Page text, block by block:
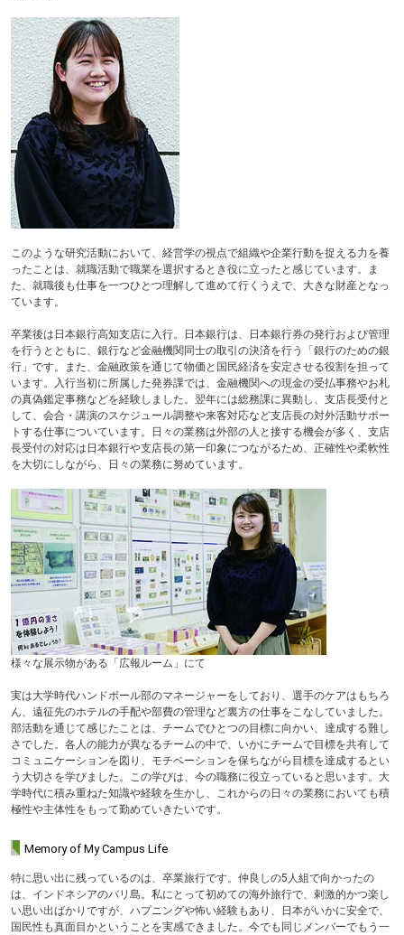
このような研究活動において、経営学の視点で組織や企業行動を捉える力を養
ったことは、就職活動で職業を選択するとき役に立ったと感じています。ま
た、就職後も仕事を一つひとつ理解して進めて行くうえで、大きな財産となっ
ています。
卒業後は日本銀行高知支店に入行。日本銀行は、日本銀行券の発行および管理
を行うとともに、銀行など金融機関同士の取引の決済を行う「銀行のための銀
行」です。また、金融政策を通じて物価と国民経済を安定させる役割を担って
います。入行当初に所属した発券課では、金融機関への現金の受払事務やお札
の真偽鑑定事務などを経験しました。翌年には総務課に異動し、支店長受付と
して、会合・講演のスケジュール調整や来客対応など支店長の対外活動サポー
トする仕事についています。日々の業務は外部の人と接する機会が多く、支店
長受付の対応は日本銀行や支店長の第一印象につながるため、正確性や柔軟性
を大切にしながら、日々の業務に努めています。
様々な展示物がある「広報ルーム」にて
実は大学時代ハンドボール部のマネージャーをしており、選手のケアはもちろ
ん、遠征先のホテルの手配や部費の管理など裏方の仕事をこなしていました。
部活動を通じて感じたことは、チームでひとつの目標に向かい、達成する難し
さでした。各人の能力が異なるチームの中で、いかにチームで目標を共有して
コミュニケーションを図り、モチベーションを保ちながら目標を達成するとい
う大切さを学びました。この学びは、今の職務に役立っていると思います。大
学時代に積み重ねた知識や経験を生かし、これからの日々の業務においても積
極性や主体性をもって勤めていきたいです。
Memory of My Campus Life
特に思い出に残っているのは、卒業旅行です。仲良しの5人組で向かったの
は、インドネシアのバリ島。私にとって初めての海外旅行で、剌激的かつ楽し
い思い出ばかりですが、ハプニングや怖い経験もあり、日本がいかに安全で、
国民性も真面目かということを実感できました。今でも同じメンバーでもう一